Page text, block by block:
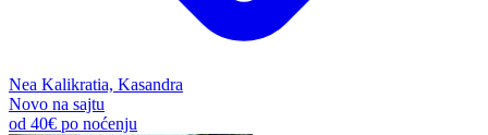
Nea Kalikratia, Kasandra
Novo na sajtu
od 40€ po noćenju